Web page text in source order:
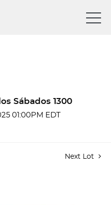
Sábados 1300
01:00PM EDT
Next Lot